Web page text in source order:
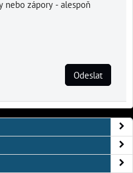
nebo zápory - alespoň
Odeslat